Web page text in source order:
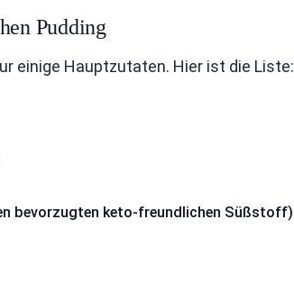
Pudding
einige Hauptzutaten. Hier ist die Liste:
bevorzugten keto-freundlichen Süßstoff)